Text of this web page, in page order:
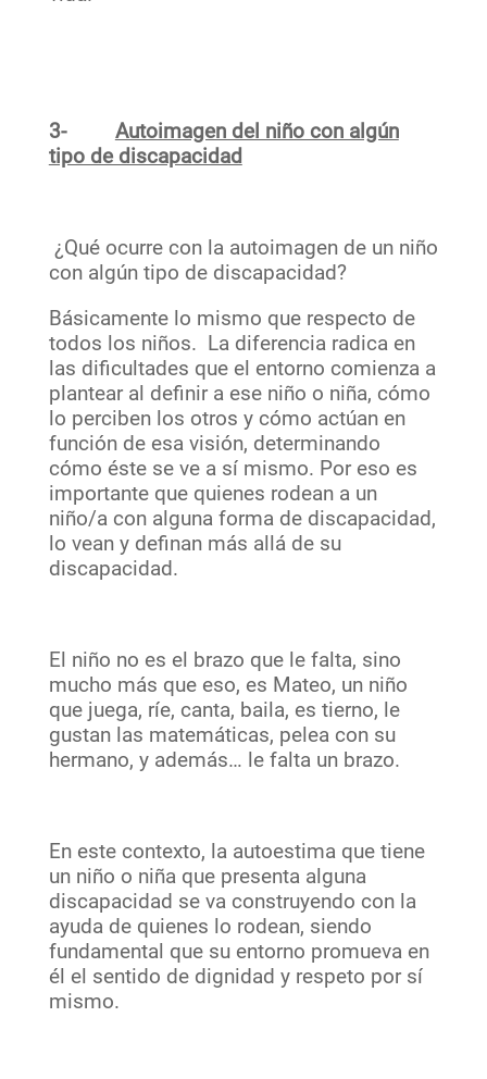
3- Autoimagen del niño con algún
tipo de discapacidad
¿Qué ocurre con la autoimagen de un niño
con algún tipo de discapacidad?
Básicamente lo mismo que respecto de
todos los niños. La diferencia radica en
las dificultades que el entorno comienza a
plantear al definir a ese niño o niña, cómo
lo perciben los otros y cómo actúan en
función de esa visión, determinando
cómo éste se ve a sí mismo. Por eso es
importante que quienes rodean a un
niño/a con alguna forma de discapacidad,
lo vean y definan más allá de su
discapacidad.
El niño no es el brazo que le falta, sino
mucho más que eso, es Mateo, un niño
que juega, ríe, canta, baila, es tierno, le
gustan las matemáticas, pelea con su
hermano, y además… le falta un brazo.
En este contexto, la autoestima que tiene
un niño o niña que presenta alguna
discapacidad se va construyendo con la
ayuda de quienes lo rodean, siendo
fundamental que su entorno promueva en
él el sentido de dignidad y respeto por sí
mismo.